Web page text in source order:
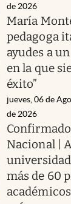
de 2026
María
pedagoga
ayudes a
en la que
éxito”
jueves, 06 de
de 2026
Nacional |
más de 60